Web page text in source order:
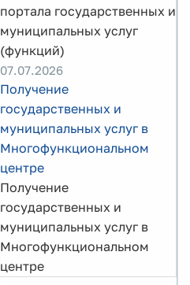
портала государственных и
муниципальных услуг
(функций)
07.07.2026
Получение
государственных и
муниципальных услуг в
Многофункциональном
центре
Получение
государственных и
муниципальных услуг в
Многофункциональном
центре